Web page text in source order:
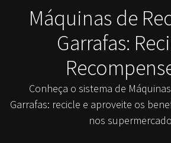
Máquinas de
Garrafas:
Conheça o sistema de
Garrafas: recicle e aproveite os
nos